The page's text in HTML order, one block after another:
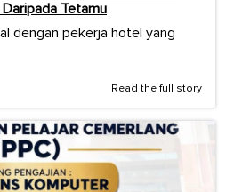
Daripada Tetamu
dengan pekerja hotel yang
Read the full story